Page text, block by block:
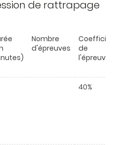
de rattrapage
Nombre
d'épreuves
de
l'épreuve
40%